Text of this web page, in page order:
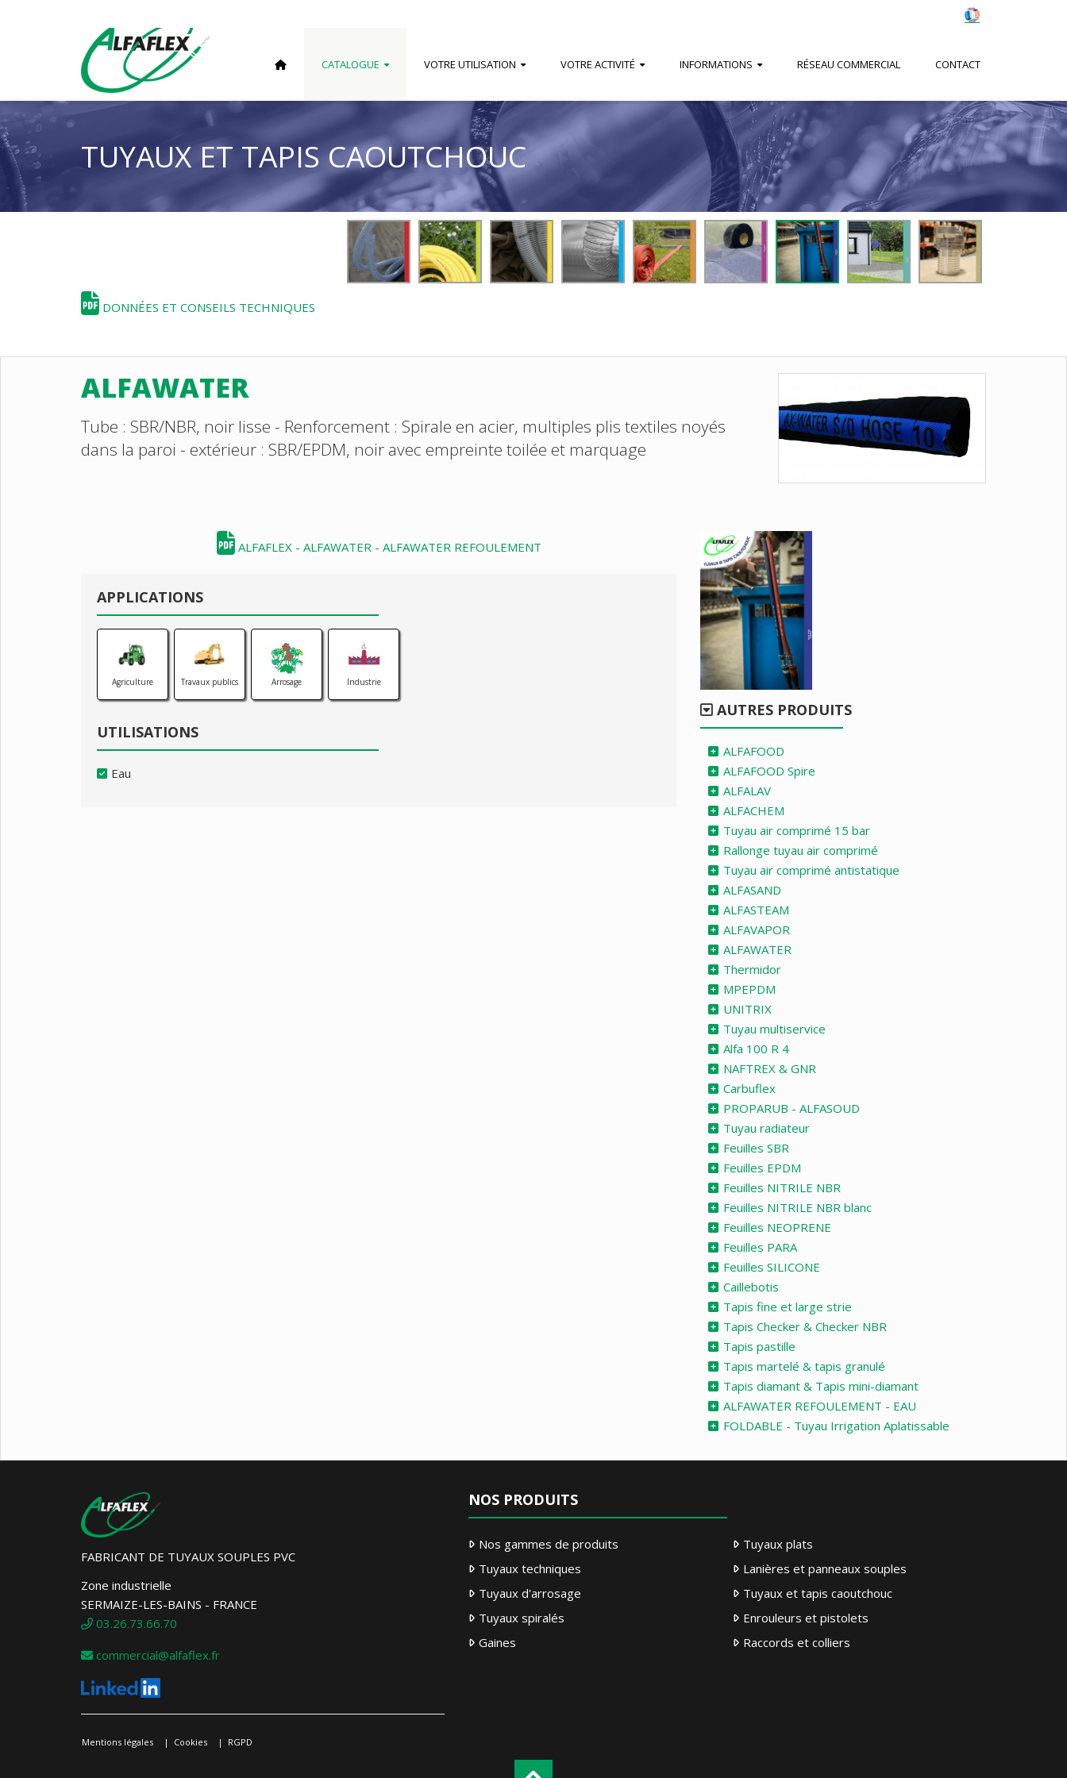
CATALOGUE VOTRE UTILISATION VOTRE ACTIVITÉ INFORMATIONS RÉSEAU COMMERCIAL CONTACT
TUYAUX ET TAPIS CAOUTCHOUC
DONNÉES ET CONSEILS TECHNIQUES
ALFAWATER
Tube : SBR/NBR, noir lisse - Renforcement : Spirale en acier, multiples plis textiles noyés
dans la paroi - extérieur : SBR/EPDM, noir avec empreinte toilée et marquage
ALFAFLEX - ALFAWATER - ALFAWATER REFOULEMENT
APPLICATIONS
Agriculture Travaux publics Arrosage Industrie
UTILISATIONS
Eau
AUTRES PRODUITS
ALFAFOOD
ALFAFOOD Spire
ALFALAV
ALFACHEM
Tuyau air comprimé 15 bar
Rallonge tuyau air comprimé
Tuyau air comprimé antistatique
ALFASAND
ALFASTEAM
ALFAVAPOR
ALFAWATER
Thermidor
MPEPDM
UNITRIX
Tuyau multiservice
Alfa 100 R 4
NAFTREX & GNR
Carbuflex
PROPARUB - ALFASOUD
Tuyau radiateur
Feuilles SBR
Feuilles EPDM
Feuilles NITRILE NBR
Feuilles NITRILE NBR blanc
Feuilles NEOPRENE
Feuilles PARA
Feuilles SILICONE
Caillebotis
Tapis fine et large strie
Tapis Checker & Checker NBR
Tapis pastille
Tapis martelé & tapis granulé
Tapis diamant & Tapis mini-diamant
ALFAWATER REFOULEMENT - EAU
FOLDABLE - Tuyau Irrigation Aplatissable
FABRICANT DE TUYAUX SOUPLES PVC
Zone industrielle
SERMAIZE-LES-BAINS - FRANCE
03.26.73.66.70
commercial@alfaflex.fr
Mentions légales Cookies RGPD
NOS PRODUITS
Nos gammes de produits
Tuyaux techniques
Tuyaux d'arrosage
Tuyaux spiralés
Gaines
Tuyaux plats
Lanières et panneaux souples
Tuyaux et tapis caoutchouc
Enrouleurs et pistolets
Raccords et colliers